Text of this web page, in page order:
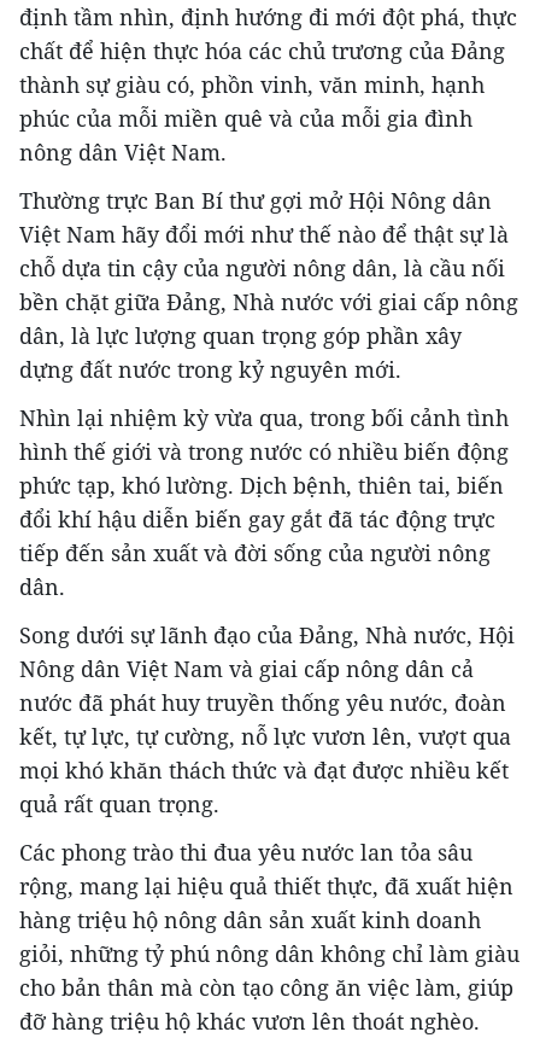
định tầm nhìn, định hướng đi mới đột phá, thực
chất để hiện thực hóa các chủ trương của Đảng
thành sự giàu có, phồn vinh, văn minh, hạnh
phúc của mỗi miền quê và của mỗi gia đình
nông dân Việt Nam.
Thường trực Ban Bí thư gợi mở Hội Nông dân
Việt Nam hãy đổi mới như thế nào để thật sự là
chỗ dựa tin cậy của người nông dân, là cầu nối
bền chặt giữa Đảng, Nhà nước với giai cấp nông
dân, là lực lượng quan trọng góp phần xây
dựng đất nước trong kỷ nguyên mới.
Nhìn lại nhiệm kỳ vừa qua, trong bối cảnh tình
hình thế giới và trong nước có nhiều biến động
phức tạp, khó lường. Dịch bệnh, thiên tai, biến
đổi khí hậu diễn biến gay gắt đã tác động trực
tiếp đến sản xuất và đời sống của người nông
dân.
Song dưới sự lãnh đạo của Đảng, Nhà nước, Hội
Nông dân Việt Nam và giai cấp nông dân cả
nước đã phát huy truyền thống yêu nước, đoàn
kết, tự lực, tự cường, nỗ lực vươn lên, vượt qua
mọi khó khăn thách thức và đạt được nhiều kết
quả rất quan trọng.
Các phong trào thi đua yêu nước lan tỏa sâu
rộng, mang lại hiệu quả thiết thực, đã xuất hiện
hàng triệu hộ nông dân sản xuất kinh doanh
giỏi, những tỷ phú nông dân không chỉ làm giàu
cho bản thân mà còn tạo công ăn việc làm, giúp
đỡ hàng triệu hộ khác vươn lên thoát nghèo.